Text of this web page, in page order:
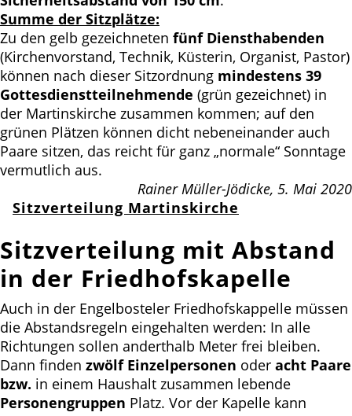
Summe der Sitzplätze:
Zu den gelb gezeichneten fünf Diensthabenden
(Kirchenvorstand, Technik, Küsterin, Organist, Pastor)
können nach dieser Sitzordnung mindestens 39
Gottesdienstteilnehmende (grün gezeichnet) in
der Martinskirche zusammen kommen; auf den
grünen Plätzen können dicht nebeneinander auch
Paare sitzen, das reicht für ganz „normale“ Sonntage
vermutlich aus.
Rainer Müller-Jödicke, 5. Mai 2020
Sitzverteilung Martinskirche
Sitzverteilung mit Abstand
in der Friedhofskapelle
Auch in der Engelbosteler Friedhofskappelle müssen
die Abstandsregeln eingehalten werden: In alle
Richtungen sollen anderthalb Meter frei bleiben.
Dann finden zwölf Einzelpersonen oder acht Paare
bzw. in einem Haushalt zusammen lebende
Personengruppen Platz. Vor der Kapelle kann